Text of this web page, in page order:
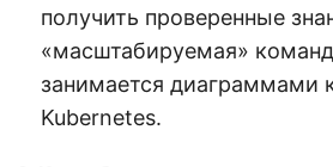
получить проверенные
«масштабируемая»
занимается диаграммами
Kubernetes.